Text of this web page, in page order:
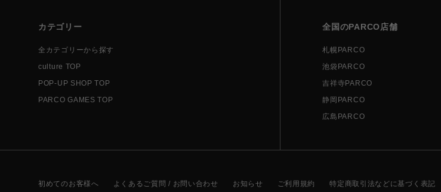
カテゴリー
全カテゴリーから探す
culture TOP
POP-UP SHOP TOP
PARCO GAMES TOP
全国のPARCO店舗
札幌PARCO
池袋PARCO
吉祥寺PARCO
静岡PARCO
広島PARCO
初めてのお客様へ よくあるご質問 / お問い合わせ お知らせ ご利用規約 特定商取引法などに基づく表記